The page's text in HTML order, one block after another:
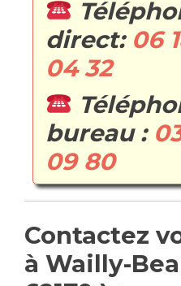
direct: 06
04 32
bureau :
09 80
Contactez
à Wailly-